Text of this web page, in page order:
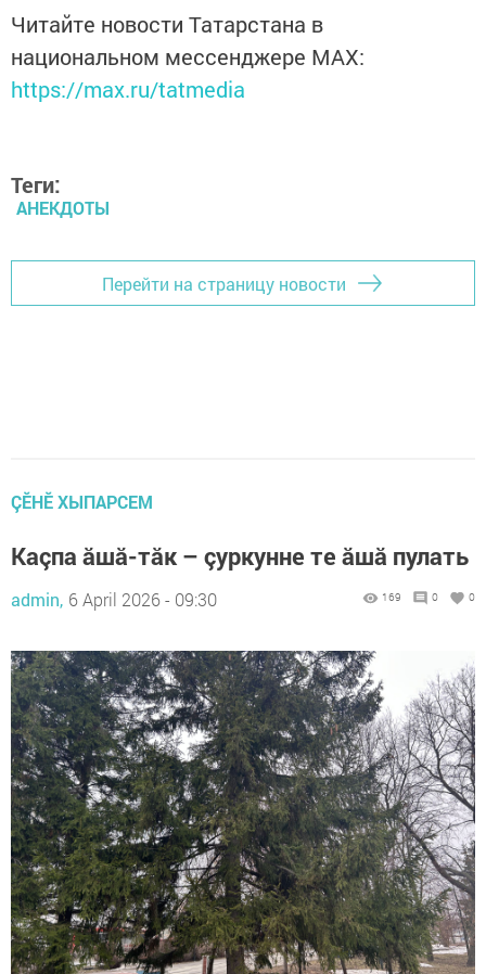
Читайте новости Татарстана в
национальном мессенджере MАХ:
https://max.ru/tatmedia
Теги:
АНЕКДОТЫ
Перейти на страницу новости
ÇӖНӖ ХЫПАРСЕМ
Каçпа ăшă-тăк – çуркунне те ăшă пулать
admin, 6 April 2026 - 09:30 169 0 0